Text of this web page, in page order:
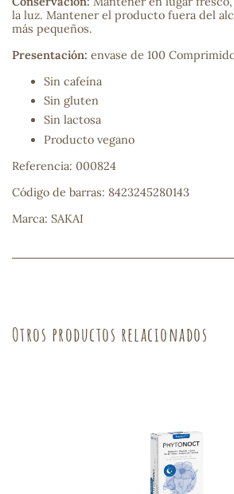
la luz. Mantener el producto fuera del
más pequeños.
Presentación: envase de 100
Sin cafeína
Sin gluten
Sin lactosa
Producto vegano
Referencia: 000824
Código de barras: 8423245280143
Marca: SAKAI
Otros productos relacionados